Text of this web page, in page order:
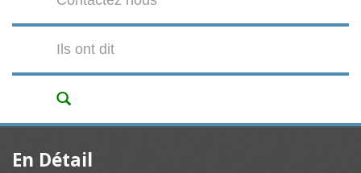
Ils ont dit
En Détail